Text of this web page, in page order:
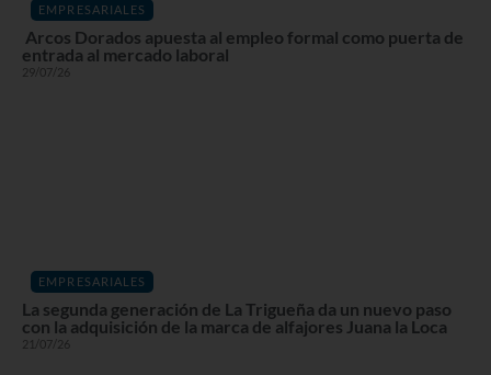
EMPRESARIALES
Arcos Dorados apuesta al empleo formal como puerta de
entrada al mercado laboral
29/07/26
EMPRESARIALES
La segunda generación de La Trigueña da un nuevo paso
con la adquisición de la marca de alfajores Juana la Loca
21/07/26